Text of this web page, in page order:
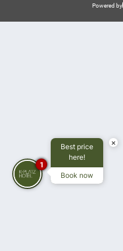
Powered by
×
Best price
here!
Book now
1